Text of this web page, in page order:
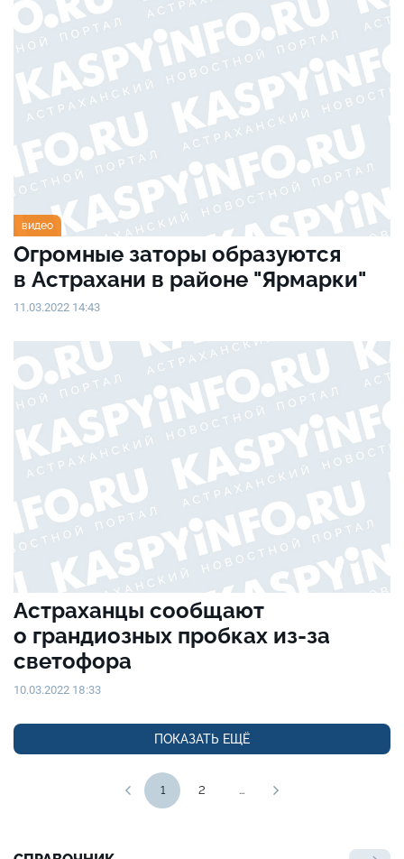
видео
Огромные заторы образуются
в Астрахани в районе "Ярмарки"
11.03.2022 14:43
Астраханцы сообщают
о грандиозных пробках из-за
светофора
10.03.2022 18:33
ПОКАЗАТЬ ЕЩЁ
1 2 ...